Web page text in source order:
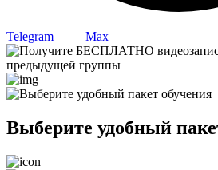
Telegram Max
Выберите удобный